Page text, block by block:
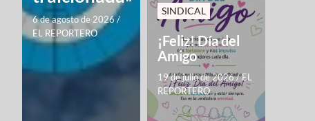
6 de agosto de 2026/
EL REPORTERO
SINDICAL
¡Feliz! Día del
Amigo
19 de julio de 2026/EL
REPORTERO